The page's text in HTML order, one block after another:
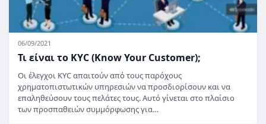
06/09/2021
Τι είναι το KYC (Know Your Customer);
Οι έλεγχοι KYC απαιτούν από τους παρόχους
χρηματοπιστωτικών υπηρεσιών να προσδιορίσουν και να
επαληθεύσουν τους πελάτες τους. Αυτό γίνεται στο πλαίσιο
των προσπαθειών συμμόρφωσης για…